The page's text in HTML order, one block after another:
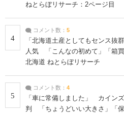
ねとらぼリサーチ：2ページ目
4
コメント数： 5
「北海道土産としてもセンス抜
人気 「こんなの初めて」「箱
北海道 ねとらぼリサーチ
5
コメント数： 4
「車に常備しました」 カイン
判 「ちょうどいい大きさ」「保